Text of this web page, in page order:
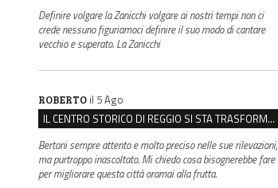
Definire volgare la Zanicchi volgare ai nostri tempi non ci
crede nessuno figuriamoci definire il suo modo di cantare
vecchio e superato. La Zanicchi
ROBERTO il 5 Ago
IL CENTRO STORICO DI REGGIO SI STA TRASFORMANDO, E NON IN MEGLIO
Bertoni sempre attento e molto preciso nelle sue rilevazioni,
ma purtroppo inascoltato. Mi chiedo cosa bisognerebbe fare
per migliorare questa città oramai alla frutta.